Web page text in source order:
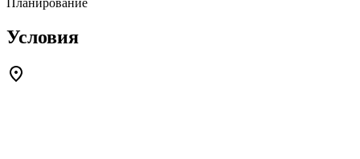
Условия